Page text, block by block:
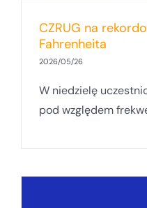
CZRUG na
Fahrenheita
2026/05/26
W niedzielę
pod względem